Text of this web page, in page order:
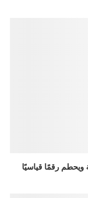
ويحطم رقمًا قياسيًا